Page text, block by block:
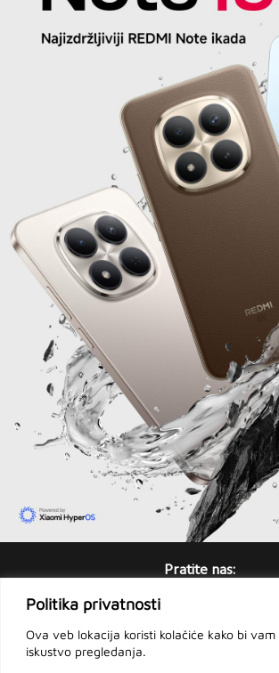
Politika privatnosti
Ova veb lokacija koristi kolačiće kako bi
iskustvo pregledanja.
Pratite nas: